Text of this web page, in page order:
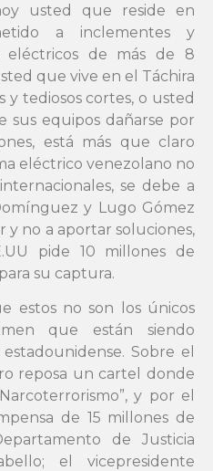
usted que reside en
a inclementes y
eléctricos de más de 8
que vive en el Táchira
y tediosos cortes, o usted
sus equipos dañarse por
está más que claro
eléctrico venezolano no
se debe a
y Lugo Gómez
y no a aportar soluciones,
pide 10 millones de
su captura.
estos no son los únicos
que están siendo
Sobre el
reposa un cartel donde
y por el
de 15 millones de
de Justicia
el vicepresidente